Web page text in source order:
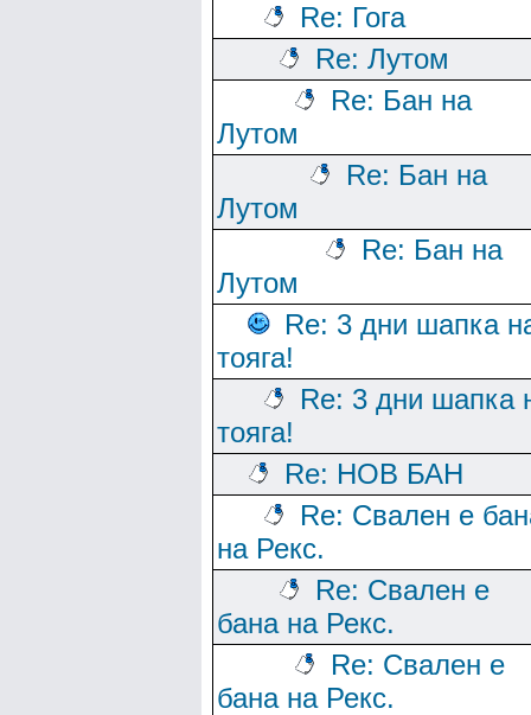
Re: Гога
Re: Лутом
Re: Бан на
Лутом
Re: Бан на
Лутом
Re: Бан на
Лутом
Re: 3 дни шапка
тояга!
Re: 3 дни шапка
тояга!
Re: НОВ БАН
Re: Свален е
на Рекс.
Re: Свален е
бана на Рекс.
Re: Свален е
бана на Рекс.